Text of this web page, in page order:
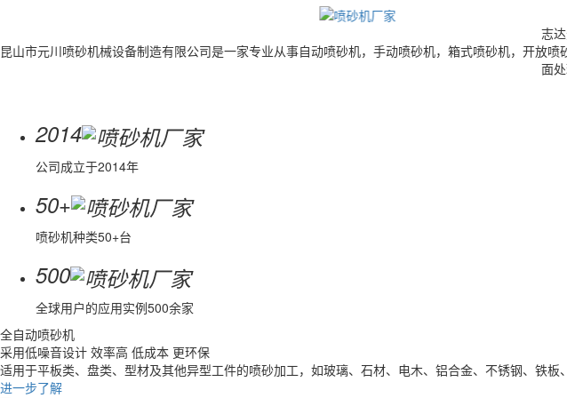
志
昆山市元川喷砂机械设备制造有限公司是一家专业从事自动喷砂机，手动喷砂机，箱式喷砂机，开放
面
2014
公司成立于2014年
50+
喷砂机种类50+台
500
全球用户的应用实例500余家
全自动喷砂机
采用低噪音设计 效率高 低成本 更环保
适用于平板类、盘类、型材及其他异型工件的喷砂加工，如玻璃、石材、电木、铝合金、不锈钢、铁板
进一步了解